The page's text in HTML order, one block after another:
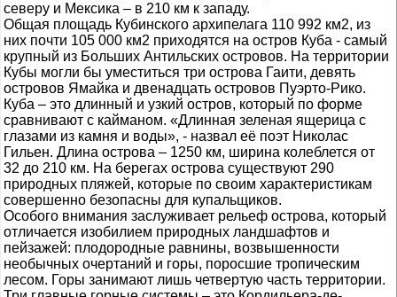
северу и Мексика – в 210 км к западу.
Общая площадь Кубинского архипелага 110 992 км2, из
них почти 105 000 км2 приходятся на остров Куба - самый
крупный из Больших Антильских островов. На территории
Кубы могли бы уместиться три острова Гаити, девять
островов Ямайка и двенадцать островов Пуэрто-Рико.
Куба – это длинный и узкий остров, который по форме
сравнивают с кайманом. «Длинная зеленая ящерица с
глазами из камня и воды», - назвал её поэт Николас
Гильен. Длина острова – 1250 км, ширина колеблется от
32 до 210 км. На берегах острова существуют 290
природных пляжей, которые по своим характеристикам
совершенно безопасны для купальщиков.
Особого внимания заслуживает рельеф острова, который
отличается изобилием природных ландшафтов и
пейзажей: плодородные равнины, возвышенности
необычных очертаний и горы, поросшие тропическим
лесом. Горы занимают лишь четвертую часть территории.